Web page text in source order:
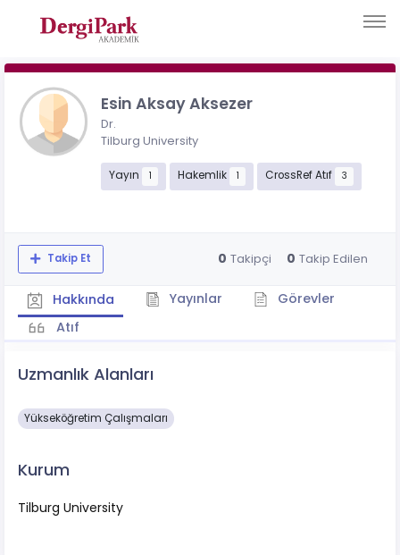
Esin Aksay Aksezer
Dr.
Tilburg University
Yayın 1 Hakemlik 1 CrossRef Atıf 3
Takip Et 0 Takipçi 0 Takip Edilen
Hakkında Yayınlar
Görevler
Atıf
Uzmanlık Alanları
Yükseköğretim Çalışmaları
Kurum
Tilburg University